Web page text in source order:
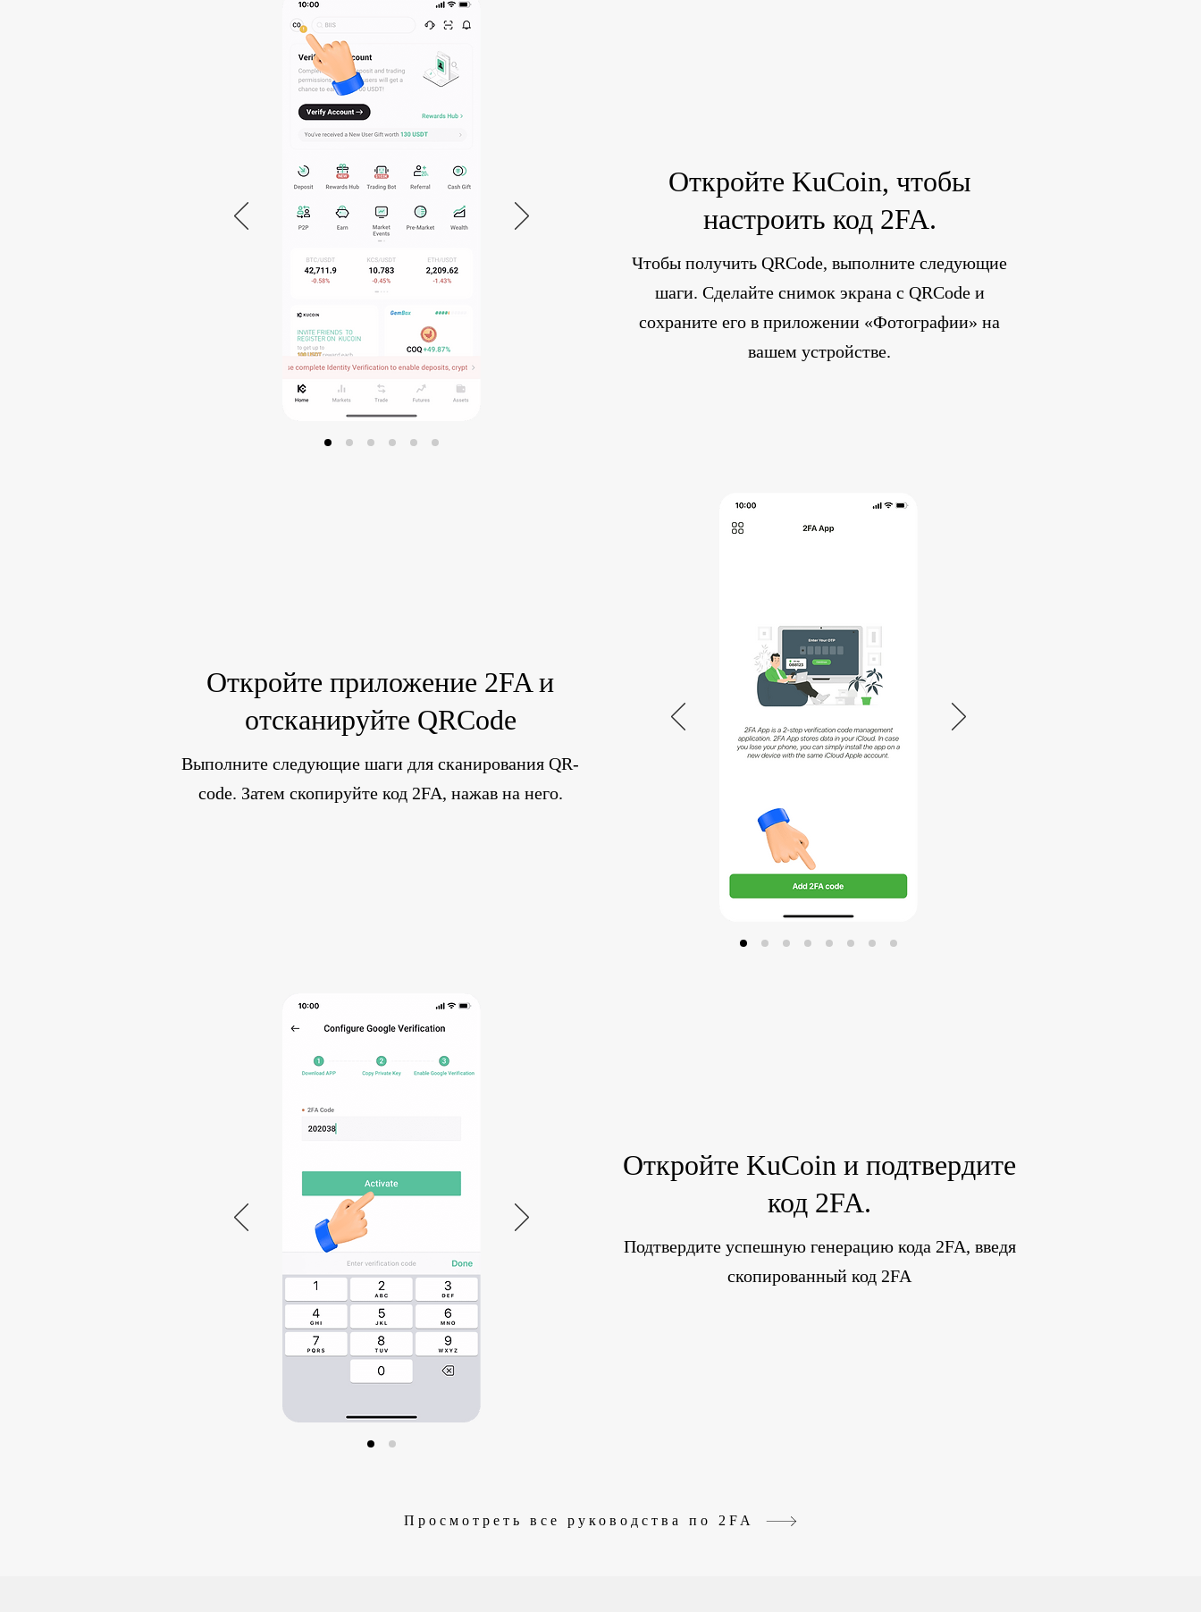
Откройте KuCoin, чтобы
настроить код 2FA.
Чтобы получить QRCode, выполните следующие
шаги. Сделайте снимок экрана с QRCode и
сохраните его в приложении «Фотографии» на
вашем устройстве.
Откройте приложение 2FA и
отсканируйте QRCode
Выполните следующие шаги для сканирования QR-
code. Затем скопируйте код 2FA, нажав на него.
Откройте KuCoin и подтвердите
код 2FA.
Подтвердите успешную генерацию кода 2FA, введя
скопированный код 2FA
Просмотреть все руководства по 2FA